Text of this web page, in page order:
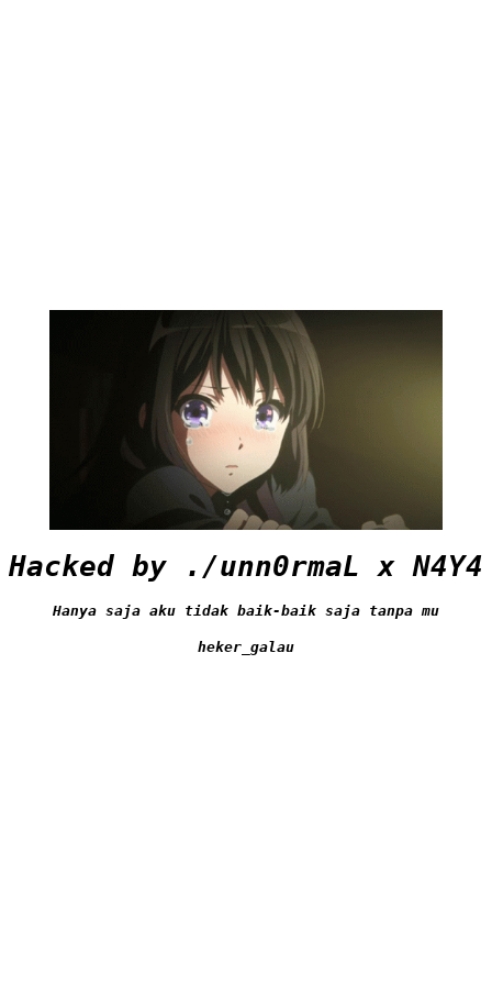
Hacked by ./unn0rmaL x N4Y4
Hanya saja aku tidak baik-baik saja tanpa mu
heker_galau